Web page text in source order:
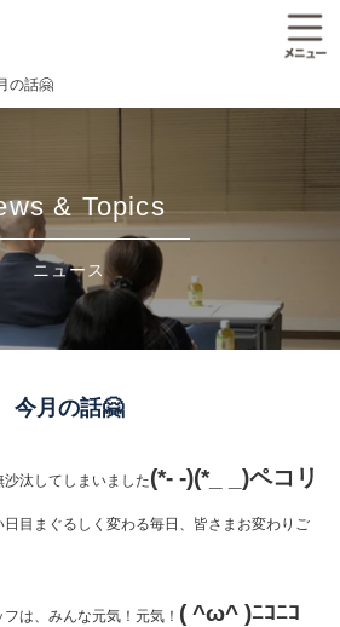
の話🤗
& Topics
ニュース
今月の話🤗
汰してしまいました(*- -)(*_ _)ペコリ
目まぐるしく変わる毎日、皆さまお変わりご
は、みんな元気！元気！ ( ^ω^ )ﾆｺﾆｺ